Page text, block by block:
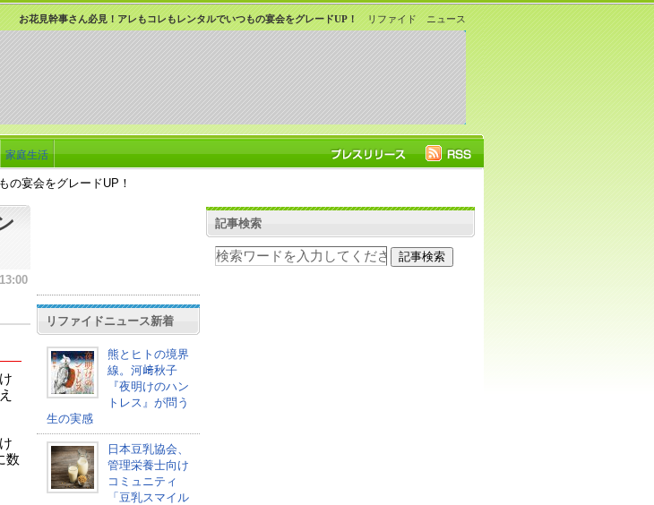
リファイド ニュース
お花見幹事さん必見！アレもコレもレンタルでいつもの宴会をグレードUP！
家庭生活
の宴会をグレードUP！
数
リファイドニュース新着
熊とヒトの境界
線。河﨑秋子
『夜明けのハン
トレス』が問う
生の実感
日本豆乳協会、
管理栄養士向け
コミュニティ
「豆乳スマイル
記事検索